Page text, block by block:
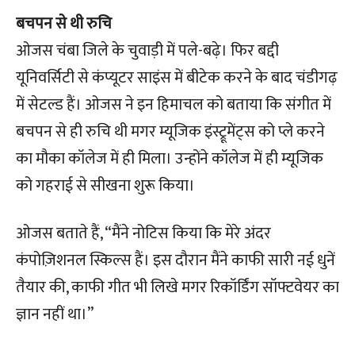
बचपन से थी रुचि
ओजस चंबा जिले के चुवाड़ी में पले-बढ़े। फिर बद्दी
यूनिवर्सिटी से कंप्यूटर साइंस में बीटेक करने के बाद चंडीगढ़
में सेटल्ड हैं। ओजस ने इन हिमाचल को बताया कि संगीत में
बचपन से ही रुचि थी मगर म्यूजिक इंस्ट्रूमेंट्स को प्ले करने
का मौका कॉलेज में ही मिला। उन्होंने कॉलेज में ही म्यूजिक
को गहराई से सीखना शुरू किया।
ओजस बताते हैं, “मैंने नोटिस किया कि मेरे अंदर
कंपोज़िशनल स्किल्स हैं। इस दौरान मैंने काफी सारी नई धुनें
तैयार की, काफी गीत भी लिखे मगर रिकॉर्डिंग सॉफ्टवेयर का
ज्ञान नहीं था।”